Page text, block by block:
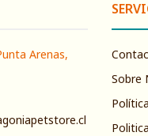
Arenas,
Sobre